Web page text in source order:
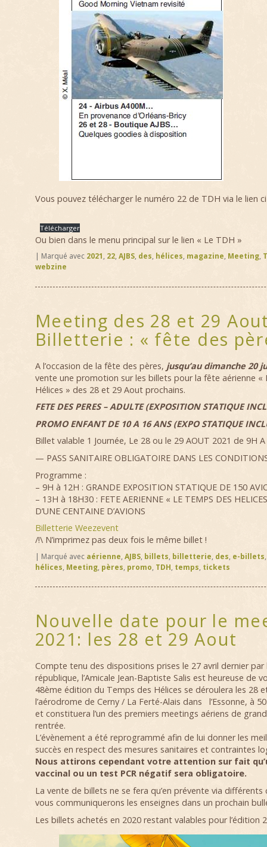
Vous pouvez télécharger le numéro 22 de TDH via le lien
Télécharger
Ou bien dans le menu principal sur le lien « Le TDH »
| Marqué avec 2021, 22, AJBS, des, hélices, magazine, Meeting,
webzine
Meeting des 28 et 29
Billetterie : « fête des
A l’occasion de la fête des pères, jusqu’au dimanche 20
vente une promotion sur les billets pour la fête aérienne «
Hélices » des 28 et 29 Aout prochains.
FETE DES PERES – ADULTE (EXPOSITION STATIQUE
PROMO ENFANT DE 10 A 16 ANS (EXPO STATIQUE
Billet valable 1 Journée, Le 28 ou le 29 AOUT 2021 de 9H
— PASS SANITAIRE OBLIGATOIRE DANS LES
Programme :
– 9H à 12H : GRANDE EXPOSITION STATIQUE DE 150
– 13H à 18H30 : FETE AERIENNE « LE TEMPS DES
D’UNE CENTAINE D’AVIONS
Billetterie Weezevent
/!\ N’imprimez pas deux fois le même billet !
| Marqué avec aérienne, AJBS, billets, billetterie, des, e-billets
hélices, Meeting, pères, promo, TDH, temps, tickets
Nouvelle date pour le
2021: les 28 et 29 Aout
Compte tenu des dispositions prises le 27 avril dernier
république, l’Amicale Jean-Baptiste Salis est heureuse de
48ème édition du Temps des Hélices se déroulera les 28
l’aérodrome de Cerny / La Ferté-Alais dans l’Essonne, à
et constituera l’un des premiers meetings aériens de
rentrée.
L’évènement a été reprogrammé afin de lui donner les
succès en respect des mesures sanitaires et contraintes
Nous attirons cependant votre attention sur fait
vaccinal ou un test PCR négatif sera obligatoire.
La vente de billets ne se fera qu’en prévente via
vous communiquerons les enseignes dans un prochain
Les billets achetés en 2020 restant valables pour l’édition